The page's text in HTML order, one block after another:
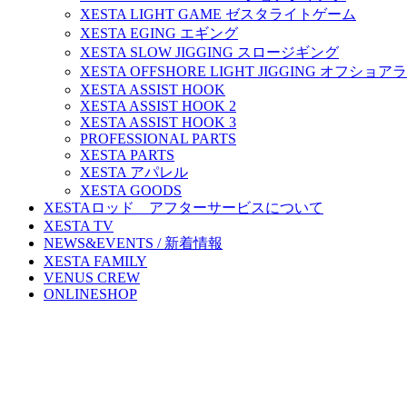
XESTA LIGHT GAME ゼスタライトゲーム
XESTA EGING エギング
XESTA SLOW JIGGING スロージギング
XESTA OFFSHORE LIGHT JIGGING オフショア
XESTA ASSIST HOOK
XESTA ASSIST HOOK 2
XESTA ASSIST HOOK 3
PROFESSIONAL PARTS
XESTA PARTS
XESTA アパレル
XESTA GOODS
XESTAロッド アフターサービスについて
XESTA TV
NEWS&EVENTS / 新着情報
XESTA FAMILY
VENUS CREW
ONLINESHOP